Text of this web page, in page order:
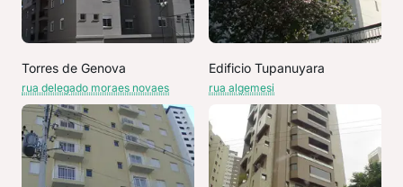
Torres de Genova
rua delegado moraes novaes
Edificio Tupanuyara
rua algemesi